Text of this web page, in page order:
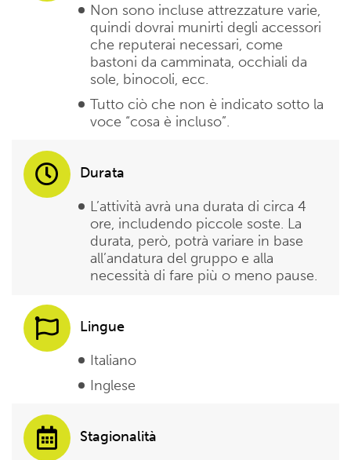
Non sono incluse attrezzature varie,
quindi dovrai munirti degli accessori
che reputerai necessari, come
bastoni da camminata, occhiali da
sole, binocoli, ecc.
Tutto ciò che non è indicato sotto la
voce “cosa è incluso”.
Durata
L’attività avrà una durata di circa 4
ore, includendo piccole soste. La
durata, però, potrà variare in base
all’andatura del gruppo e alla
necessità di fare più o meno pause.
Lingue
Italiano
Inglese
Stagionalità